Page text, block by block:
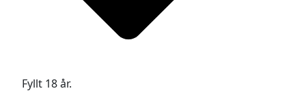
Fyllt 18 år.